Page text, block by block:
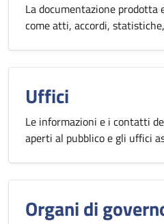
La documentazione prodotta
come atti, accordi,
Uffici
Le informazioni e i contatti
aperti al pubblico e gli uffici
Organi di